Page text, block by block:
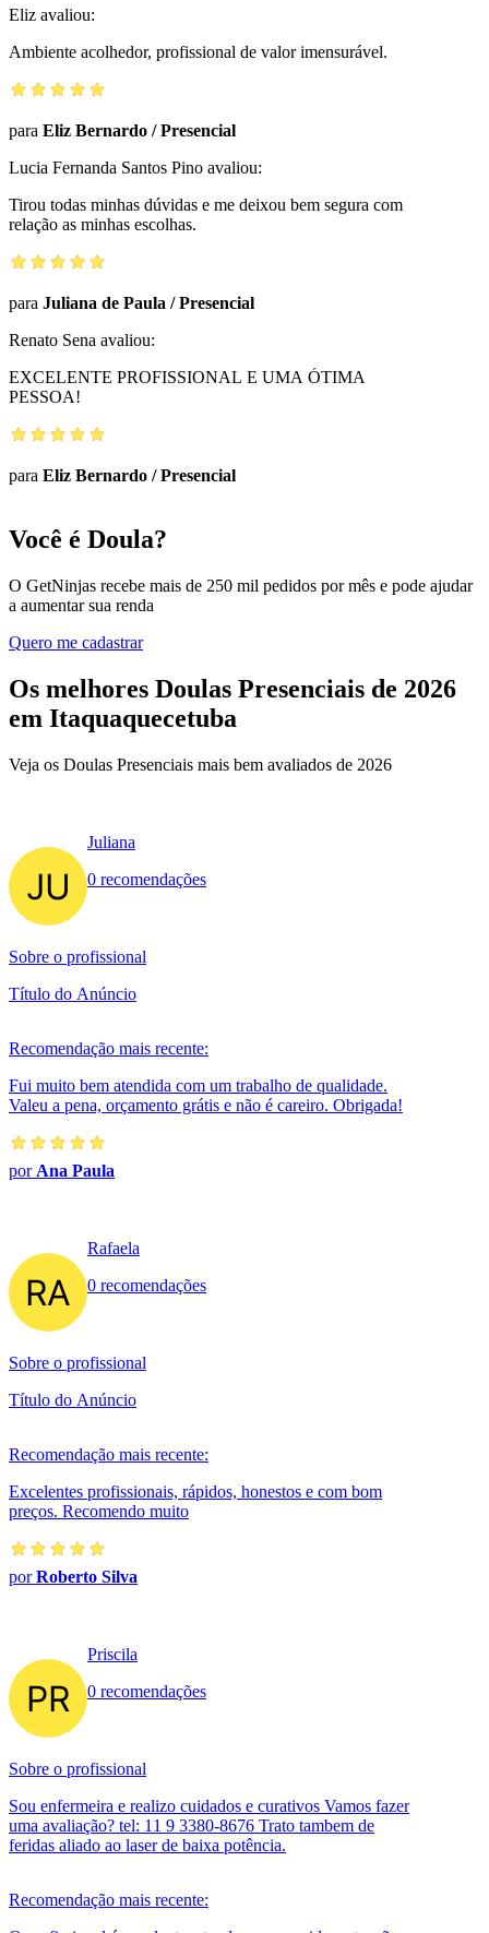
Eliz avaliou:
Ambiente acolhedor, profissional de valor imensurável.
para Eliz Bernardo /Presencial
Lucia Fernanda Santos Pino avaliou:
Tirou todas minhas dúvidas e me deixou bem segura com
relação as minhas escolhas.
para Juliana de Paula /Presencial
Renato Sena avaliou:
EXCELENTE PROFISSIONAL E UMA ÓTIMA
PESSOA!
para Eliz Bernardo /Presencial
Você é Doula?
O GetNinjas recebe mais de 250 mil pedidos por mês e pode ajudar
a aumentar sua renda
Quero me cadastrar
Os melhores Doulas Presenciais de 2026
em Itaquaquecetuba
Veja os Doulas Presenciais mais bem avaliados de 2026
Juliana
0 recomendações
Sobre o profissional
Título do Anúncio
Recomendação mais recente:
Fui muito bem atendida com um trabalho de qualidade.
Valeu a pena, orçamento grátis e não é careiro. Obrigada!
por Ana Paula
Rafaela
0 recomendações
Sobre o profissional
Título do Anúncio
Recomendação mais recente:
Excelentes profissionais, rápidos, honestos e com bom
preços. Recomendo muito
porRoberto Silva
Priscila
0 recomendações
Sobre o profissional
Sou enfermeira e realizo cuidados e curativos Vamos fazer
uma avaliação? tel: 11 9 3380-8676 Trato tambem de
feridas aliado ao laser de baixa potência.
Recomendação mais recente: